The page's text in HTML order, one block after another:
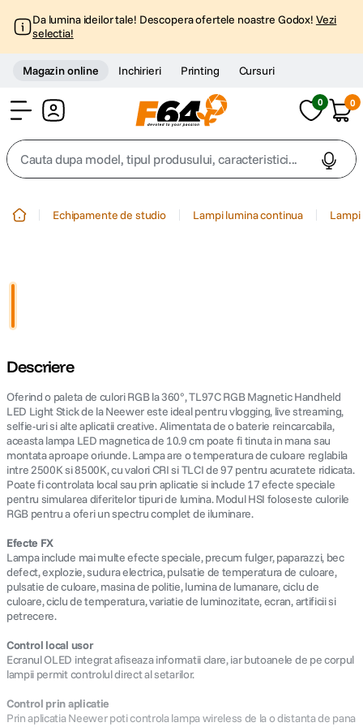
Da lumina ideilor tale! Descopera ofertele noastre Godox! Vezi
selectia!
Magazin online Inchirieri Printing Cursuri
0 0
Cauta dupa model, tipul produsului, caracteristici...
5 . canon sx740 hs
6 lavaliera
7. sony fx
8. card memorie
9. dji mic mini
10 . dji osmo
Echipamente de studio Lampi lumina continua
Descriere
Oferind o paleta de culori RGB la 360°, TL97C RGB Magnetic Handheld
LED Light Stick de la Neewer este ideal pentru vlogging, live streaming,
selfie-uri si alte aplicatii creative. Alimentata de o baterie reincarcabila,
aceasta lampa LED magnetica de 10.9 cm poate fi tinuta in mana sau
montata aproape oriunde. Lampa are o temperatura de culoare reglabila
intre 2500K si 8500K, cu valori CRI si TLCI de 97 pentru acuratete ridicata.
Poate fi controlata local sau prin aplicatie si include 17 efecte speciale
pentru simularea diferitelor tipuri de lumina. Modul HSI foloseste culorile
RGB pentru a oferi un spectru complet de iluminare.
Efecte FX
Lampa include mai multe efecte speciale, precum fulger, paparazzi, bec
defect, explozie, sudura electrica, pulsatie de temperatura de culoare,
pulsatie de culoare, masina de politie, lumina de lumanare, ciclu de
culoare, ciclu de temperatura, variatie de luminozitate, ecran, artificii si
petrecere.
Control local usor
Ecranul OLED integrat afiseaza informatii clare, iar butoanele de pe corpul
lampii permit controlul direct al setarilor.
Control prin aplicatie
Prin aplicatia Neewer poti controla lampa wireless de la o distanta de pana